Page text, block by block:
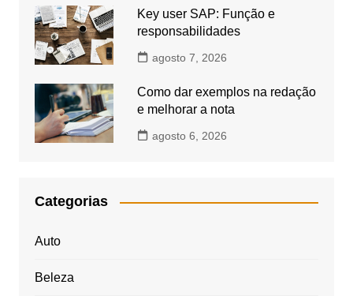
Key user SAP: Função e
responsabilidades
agosto 7, 2026
Como dar exemplos na redação
e melhorar a nota
agosto 6, 2026
Categorias
Auto
Beleza